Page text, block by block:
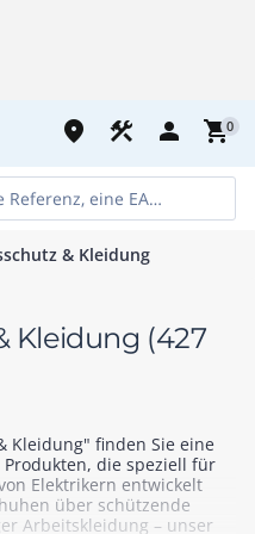
place construction person shopping_cart0
& Kleidung
Kleidung (427
Kleidung" finden Sie eine
die speziell für
Elektrikern entwickelt
über schützende
Arbeitskleidung – unser